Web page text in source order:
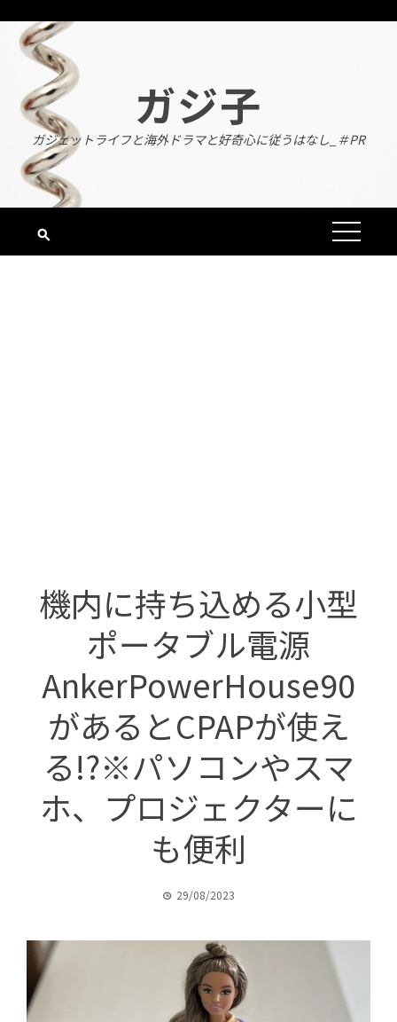
content
ガジ子
ガジェットライフと海外ドラマと好奇心に従うはなし_＃PR
機内に持ち込める小型
ポータブル電源
AnkerPowerHouse90
があるとCPAPが使え
る!?※パソコンやスマ
ホ、プロジェクターに
も便利
29/08/2023